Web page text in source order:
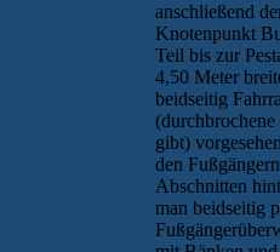
anschließend
Knotenpunkt
Teil bis zur
4,50 Meter
beidseitig
gibt)
den
Abschnitten
man beidseitig